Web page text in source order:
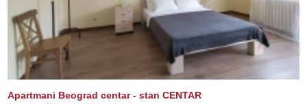
Apartmani Beograd centar - stan CENTAR